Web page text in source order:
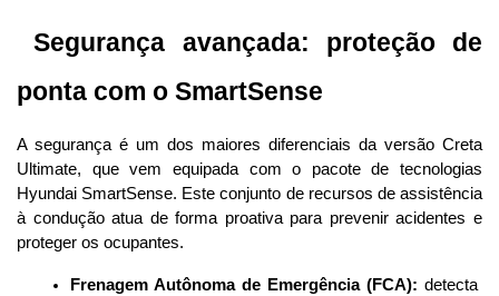
Segurança avançada: proteção de
ponta com o SmartSense
A segurança é um dos maiores diferenciais da versão Creta
Ultimate, que vem equipada com o pacote de tecnologias
Hyundai SmartSense. Este conjunto de recursos de assistência
à condução atua de forma proativa para prevenir acidentes e
proteger os ocupantes.
Frenagem Autônoma de Emergência (FCA): detecta